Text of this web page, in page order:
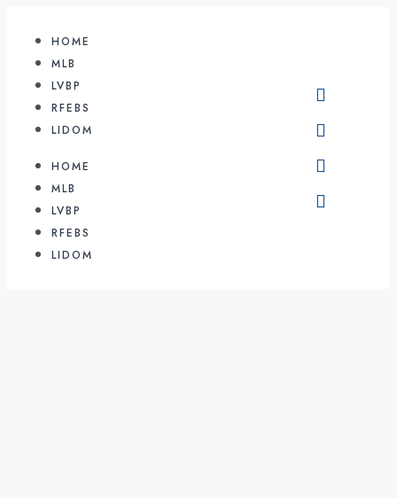
HOME
MLB
LVBP
RFEBS
LIDOM
HOME
MLB
LVBP
RFEBS
LIDOM